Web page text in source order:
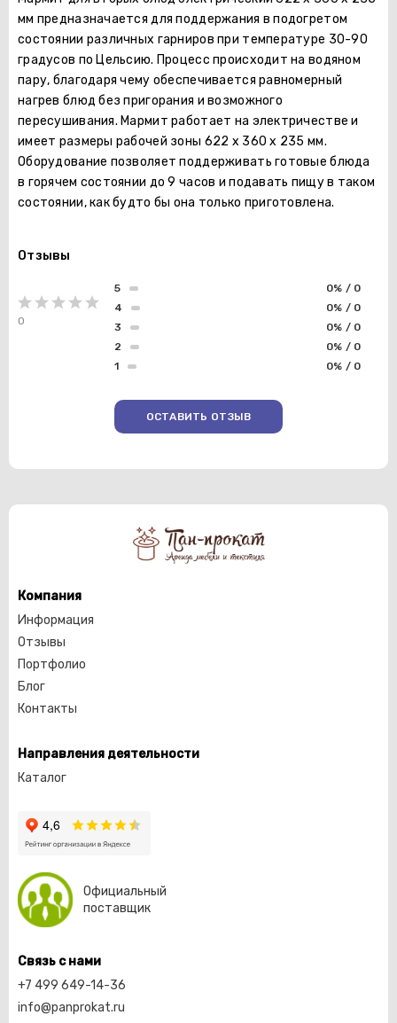
мм предназначается для поддержания в подогретом
состоянии различных гарниров при температуре 30-90
градусов по Цельсию. Процесс происходит на водяном
пару, благодаря чему обеспечивается равномерный
нагрев блюд без пригорания и возможного
пересушивания. Мармит работает на электричестве и
имеет размеры рабочей зоны 622 х 360 х 235 мм.
Оборудование позволяет поддерживать готовые блюда
в горячем состоянии до 9 часов и подавать пищу в таком
состоянии, как будто бы она только приготовлена.
Отзывы
0
1 0% / 0
2 0% / 0
3 0% / 0
4 0% / 0
5 0% / 0
ОСТАВИТЬ ОТЗЫВ
Компания
Информация
Отзывы
Портфолио
Блог
Контакты
Направления деятельности
Каталог
Официальный
поставщик
Связь с нами
+7 499 649-14-36
info@panprokat.ru